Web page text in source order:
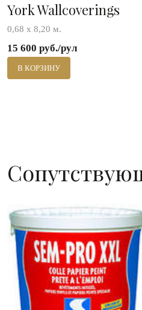
York Wallcoverings
0,68 х 8,20 м.
15 600 руб./рул
В КОРЗИНУ